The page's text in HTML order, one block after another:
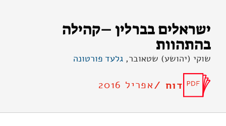
ישראלים בברלין –קהילה
בהתהוות
שוקי (יהושע) שטאובר, גלעד פורטונה
דוח /אפריל 2016